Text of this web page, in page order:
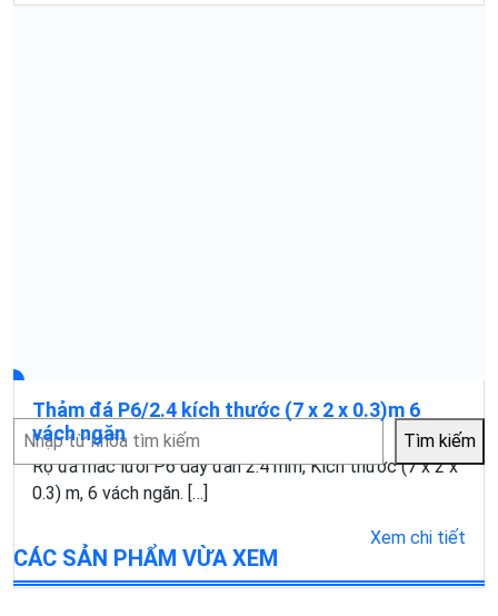
Thảm đá P6/2.4 kích thước (7 x 2 x 0.3)m 6
vách ngăn
Rọ đá mắc lưới P6 dây đan 2.4 mm, Kích thước (7 x 2 x
0.3) m, 6 vách ngăn. […]
Xem chi tiết
Tìm
kiếm
Tìm kiếm
CÁC SẢN PHẨM VỪA XEM